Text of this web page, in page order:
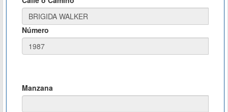
Número
Manzana